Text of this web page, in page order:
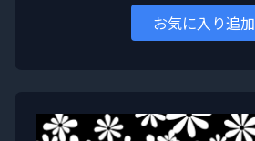
お気に入り追加